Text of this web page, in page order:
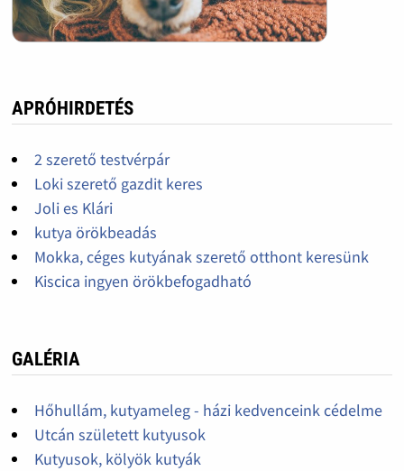
APRÓHIRDETÉS
2 szerető testvérpár
Loki szerető gazdit keres
Joli es Klári
kutya örökbeadás
Mokka, céges kutyának szerető otthont keresünk
Kiscica ingyen örökbefogadható
GALÉRIA
Hőhullám, kutyameleg - házi kedvenceink cédelme
Utcán született kutyusok
Kutyusok, kölyök kutyák